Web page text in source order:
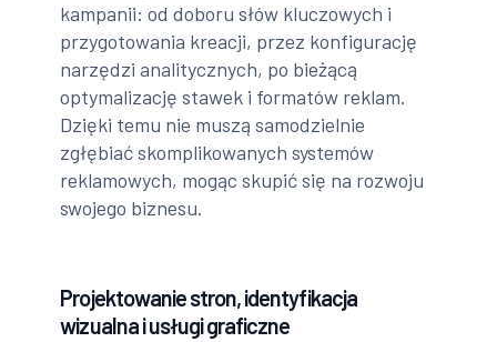
kampanii: od doboru słów kluczowych i
przygotowania kreacji, przez konfigurację
narzędzi analitycznych, po bieżącą
optymalizację stawek i formatów reklam.
Dzięki temu nie muszą samodzielnie
zgłębiać skomplikowanych systemów
reklamowych, mogąc skupić się na rozwoju
swojego biznesu.
Projektowanie stron, identyfikacja
wizualna i usługi graficzne